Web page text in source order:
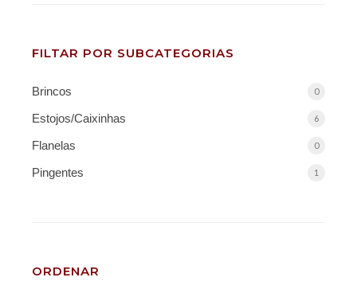
FILTAR POR SUBCATEGORIAS
Brincos 0
Estojos/Caixinhas 6
Flanelas 0
Pingentes 1
ORDENAR